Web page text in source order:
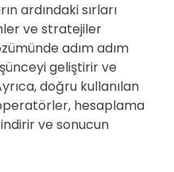
ardındaki sırları
ve stratejiler
adım adım
geliştirir ve
doğru kullanılan
hesaplama
ve sonucun